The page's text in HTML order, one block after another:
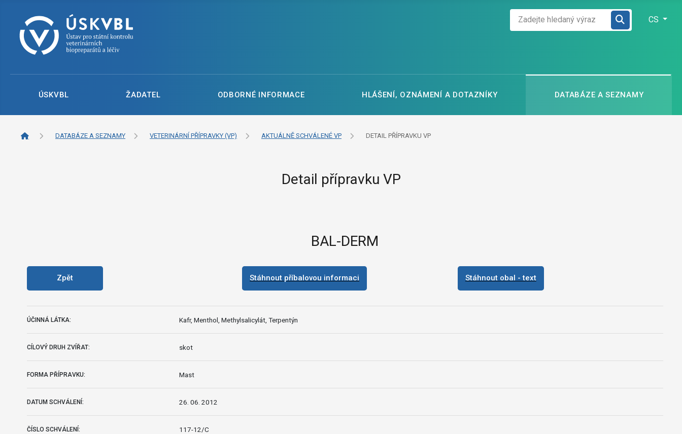
CS
ÚSKVBL ŽADATEL ODBORNÉ INFORMACE HLÁŠENÍ, OZNÁMENÍ A DOTAZNÍKY DATABÁZE A SEZNAMY
DATABÁZE A SEZNAMY VETERINÁRNÍ PŘÍPRAVKY (VP) AKTUÁLNĚ SCHVÁLENÉ VP DETAIL PŘÍPRAVKU VP
Detail přípravku VP
BAL-DERM
Zpět Stáhnout příbalovou informaci Stáhnout obal - text
ÚČINNÁ LÁTKA: Kafr, Menthol, Methylsalicylát, Terpentýn
CÍLOVÝ DRUH ZVÍŘAT: skot
FORMA PŘÍPRAVKU: Mast
DATUM SCHVÁLENÍ: 26. 06. 2012
ČÍSLO SCHVÁLENÍ: 117-12/C